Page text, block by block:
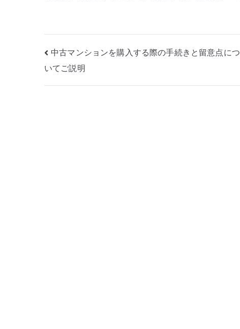
投
稿
中古マンションを購入する際の手続きと留意点につ
いてご説明